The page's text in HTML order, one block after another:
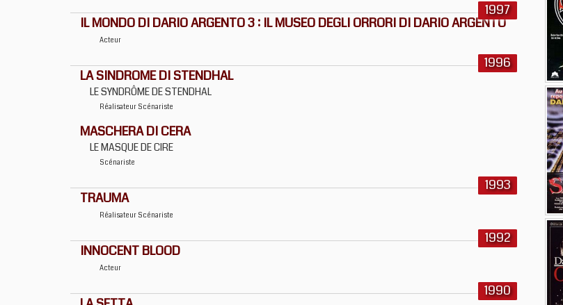
1997
IL MONDO DI DARIO ARGENTO 3 : IL MUSEO DEGLI ORRORI DI DARIO ARGENTO
Acteur
1996
LA SINDROME DI STENDHAL
LE SYNDRÔME DE STENDHAL
Réalisateur Scénariste
MASCHERA DI CERA
LE MASQUE DE CIRE
Scénariste
1993
TRAUMA
Réalisateur Scénariste
1992
INNOCENT BLOOD
Acteur
1990